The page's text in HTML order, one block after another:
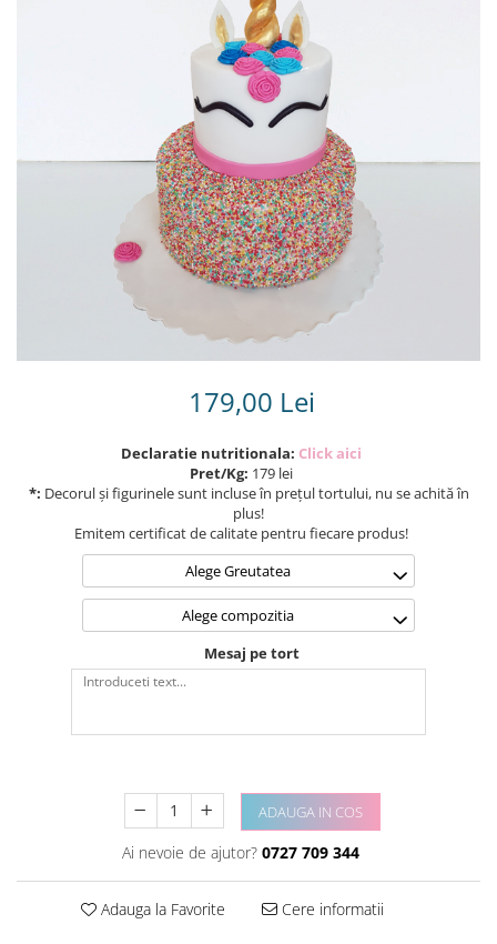
Torturi in frosting- crema pentru
179,00 Lei
Declaratie nutritionala: Click aici
Pret/Kg: 179 lei
*: Decorul și figurinele sunt incluse în prețul tortului, nu se achită în
plus!
Emitem certificat de calitate pentru fiecare produs!
Alege Greutatea
Alege compozitia
Mesaj pe tort
ADAUGA IN COS
Ai nevoie de ajutor? 0727 709 344
Adauga la Favorite Cere informatii